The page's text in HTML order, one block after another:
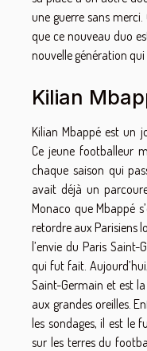
une guerre sans merci.
que ce nouveau duo
nouvelle génération
Kilian
Kilian Mbappé est un
Ce jeune footballeur
chaque saison qui
avait déjà un
Monaco que Mbappé
retordre aux Parisiens
l’envie du Paris
qui fut fait.
Saint-Germain et est
aux grandes oreilles.
les sondages, il est le
sur les terres du